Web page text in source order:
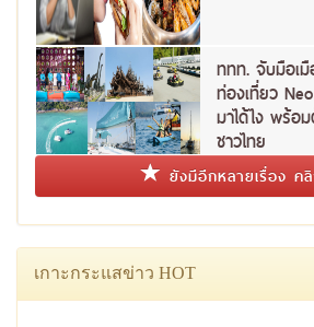
ททท. จับมือเ
ท่องเที่ยว
มาได้ไง พร้อ
ชาวไทย
ยังมีอีกหลายเรื่อง
เกาะกระแสข่าว HOT